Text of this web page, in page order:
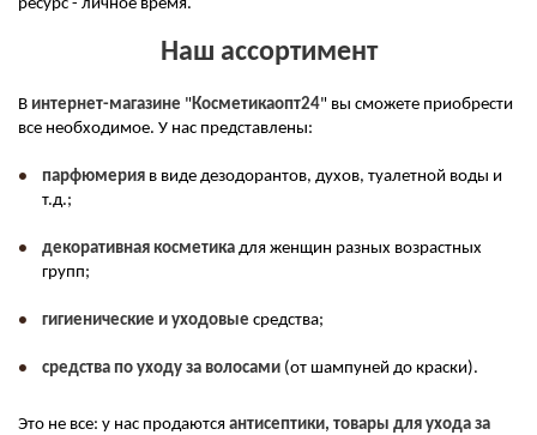
ресурс - личное время.
Наш ассортимент
В интернет-магазине "Косметикаопт24" вы сможете приобрести
все необходимое. У нас представлены:
парфюмерия в виде дезодорантов, духов, туалетной воды и
т.д.;
декоративная косметика для женщин разных возрастных
групп;
гигиенические и уходовые средства;
средства по уходу за волосами (от шампуней до краски).
Это не все: у нас продаются антисептики, товары для ухода за